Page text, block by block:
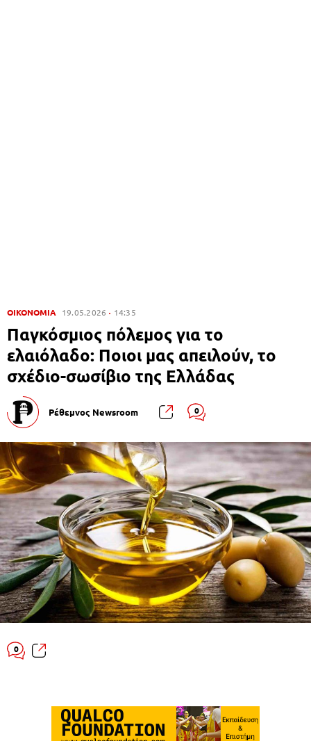
ΟΙΚΟΝΟΜΙΑ 19.05.2026 14:35
Παγκόσμιος πόλεμος για το
ελαιόλαδο: Ποιοι μας απειλούν, το
σχέδιο-σωσίβιο της Ελλάδας
Ρέθεμνος Newsroom 0
0